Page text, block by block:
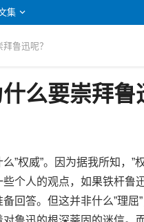
集
鲁迅呢？
么要崇拜鲁
权威”。因为据我所知，”
个人的观点，如果铁杆鲁
回答。但这并非什么”理